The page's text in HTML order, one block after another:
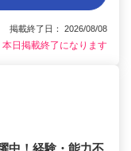
掲載終了日： 2026/08/08
本日掲載終了になります